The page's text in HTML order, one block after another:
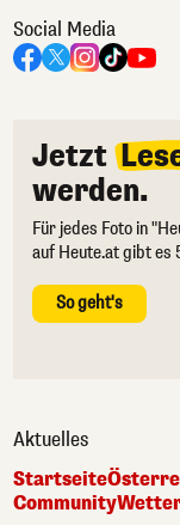
Social Media
Jetzt
werden.
Für jedes Foto in
auf Heute.at gibt es
So geht's
Aktuelles
Startseite
Community